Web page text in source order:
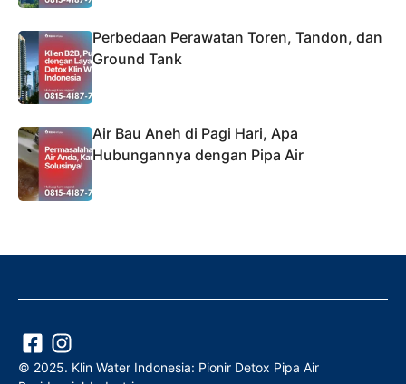
Perbedaan Perawatan Toren, Tandon, dan
Ground Tank
Air Bau Aneh di Pagi Hari, Apa
Hubungannya dengan Pipa Air
© 2025. Klin Water Indonesia: Pionir Detox Pipa Air